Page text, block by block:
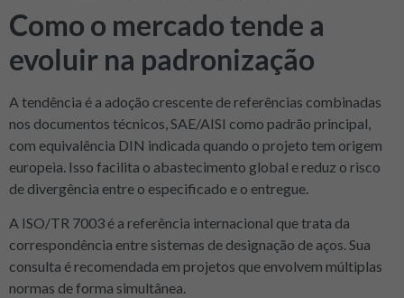
Como o mercado tende a
evoluir na padronização
A tendência é a adoção crescente de referências combinadas
nos documentos técnicos, SAE/AISI como padrão principal,
com equivalência DIN indicada quando o projeto tem origem
europeia. Isso facilita o abastecimento global e reduz o risco
de divergência entre o especificado e o entregue.
A ISO/TR 7003 é a referência internacional que trata da
correspondência entre sistemas de designação de aços. Sua
consulta é recomendada em projetos que envolvem múltiplas
normas de forma simultânea.